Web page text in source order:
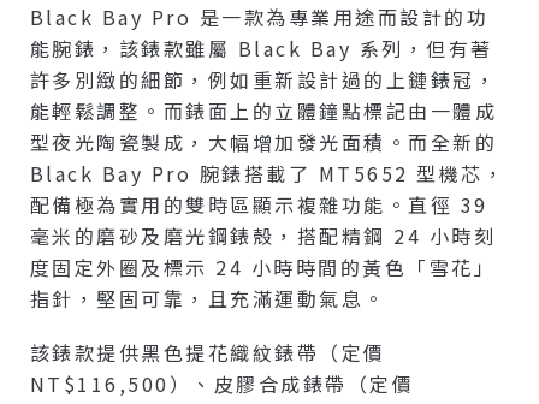
Black Bay Pro 是一款為專業用途而設計的功
能腕錶，該錶款雖屬 Black Bay 系列，但有著
許多別緻的細節，例如重新設計過的上鏈錶冠，
能輕鬆調整。而錶面上的立體鐘點標記由一體成
型夜光陶瓷製成，大幅增加發光面積。而全新的
Black Bay Pro 腕錶搭載了 MT5652 型機芯，
配備極為實用的雙時區顯示複雜功能。直徑 39
毫米的磨砂及磨光鋼錶殼，搭配精鋼 24 小時刻
度固定外圈及標示 24 小時時間的黃色「雪花」
指針，堅固可靠，且充滿運動氣息。
該錶款提供黑色提花織紋錶帶（定價
NT$116,500）、皮膠合成錶帶（定價